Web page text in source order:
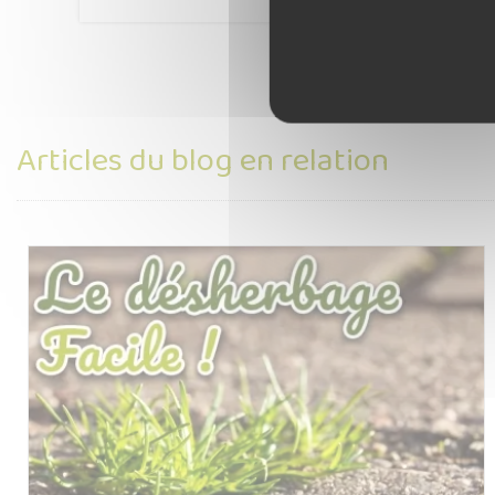
Articles du blog en relation